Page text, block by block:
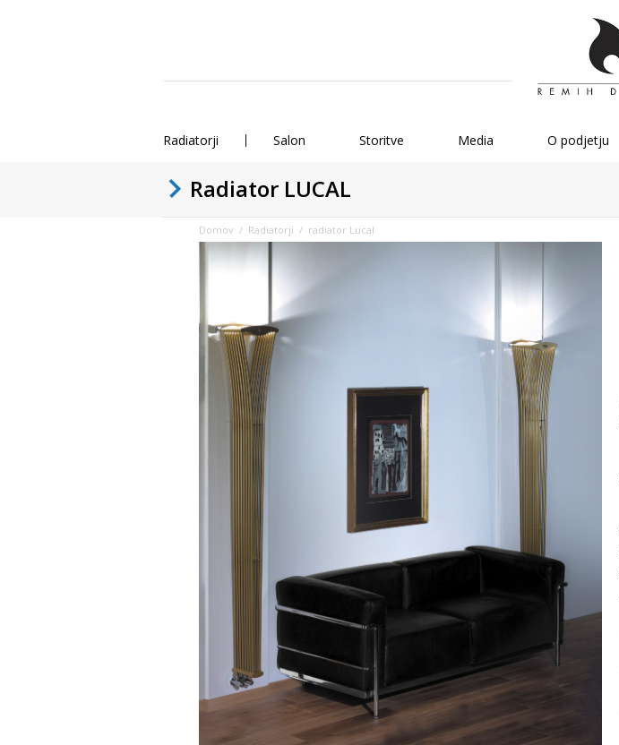
Radiatorji Salon Storitve Media O podjetju
Radiator LUCAL
Domov / Radiatorji / radiator Lucal